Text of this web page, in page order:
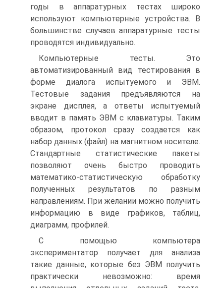
годы в аппаратурных тестах широко
используют компьютерные устройства. В
большинстве случаев аппаратурные тесты
проводятся индивидуально.
Компьютерные тесты. Это
автоматизированный вид тестирования в
форме диалога испытуемого и ЭВМ.
Тестовые задания предъявляются на
экране дисплея, а ответы испытуемый
вводит в память ЭВМ с клавиатуры. Таким
образом, протокол сразу создается как
набор данных (файл) на магнитном носителе.
Стандартные статистические пакеты
позволяют очень быстро проводить
математико-статистическую обработку
полученных результатов по разным
направлениям. При желании можно получить
информацию в виде графиков, таблиц,
диаграмм, профилей.
С помощью компьютера
экспериментатор получает для анализа
такие данные, которые без ЭВМ получить
практически невозможно: время